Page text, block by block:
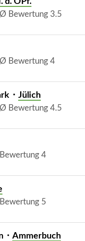
Bewertung 3.5
Bewertung 4
⬝ Jülich
Bewertung 4.5
4
5
⬝ Ammerbuch